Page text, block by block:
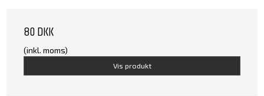
80 DKK
(inkl. moms)
Vis produkt